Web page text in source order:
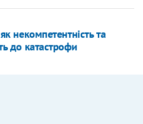
некомпетентність та
до катастрофи